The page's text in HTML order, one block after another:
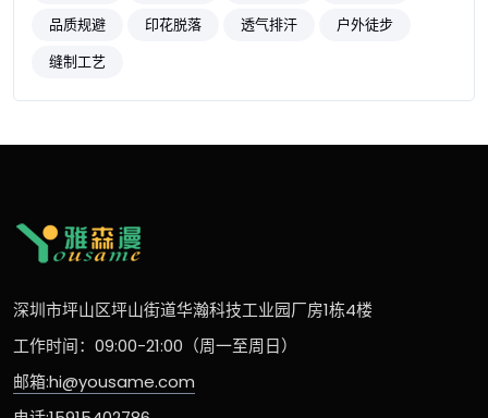
品质规避
印花脱落 透气排汗
户外徒步
缝制工艺
深圳市坪山区坪山街道华瀚科技工业园厂房1栋4楼
工作时间：09:00-21:00（周一至周日）
邮箱:hi@yousame.com